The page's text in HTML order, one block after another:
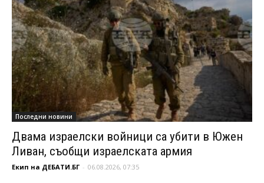
Последни новини
Двама израелски войници са убити в Южен
Ливан, съобщи израелската армия
Екип на ДЕБАТИ.БГ - 06.08.2026, 07:35